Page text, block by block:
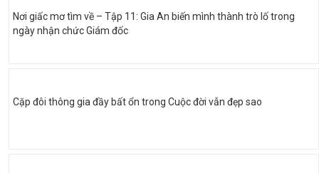
Nơi giấc mơ tìm về – Tập 11: Gia An biến mình thành trò lố trong
ngày nhận chức Giám đốc
Cặp đôi thông gia đầy bất ổn trong Cuộc đời vẫn đẹp sao